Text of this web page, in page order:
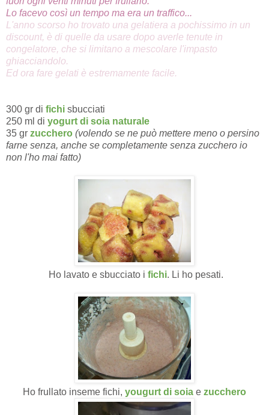
Lo facevo così un tempo ma era un traffico...
L'anno scorso ho trovato una gelatiera a pochissimo in un
discount, è di quelle da usare dopo averle tenute in
congelatore, che si limitano a mescolare l'impasto
ghiacciandolo.
Ed ora fare gelati è estremamente facile.
300 gr di fichi sbucciati
250 ml di yogurt di soia naturale
35 gr zucchero (volendo se ne può mettere meno o persino
farne senza, anche se completamente senza zucchero io
non l'ho mai fatto)
Ho lavato e sbucciato i fichi. Li ho pesati.
Ho frullato inseme fichi, yougurt di soia e zucchero